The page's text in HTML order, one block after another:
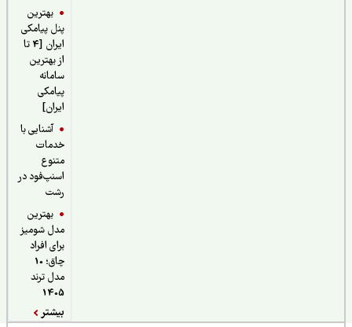
بهترین
پنل پیامکی
ایران [4 تا
از بهترین
سامانه
پیامکی
آشنایی با
خدمات
اسنپ‌فود در
بهترین
مدل شومیز
برای افراد
چاق؛ 10
مدل ترند